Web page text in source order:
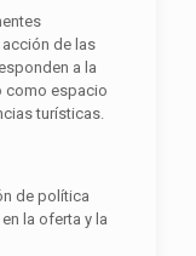
de las
a la
como espacio
turísticas.
de política
la oferta y la